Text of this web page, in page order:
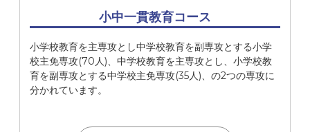
小中一貫教育コース
小学校教育を主専攻とし中学校教育を副専攻とする小学
校主免専攻(70人)、中学校教育を主専攻とし、小学校教
育を副専攻とする中学校主免専攻(35人)、の2つの専攻に
分かれています。